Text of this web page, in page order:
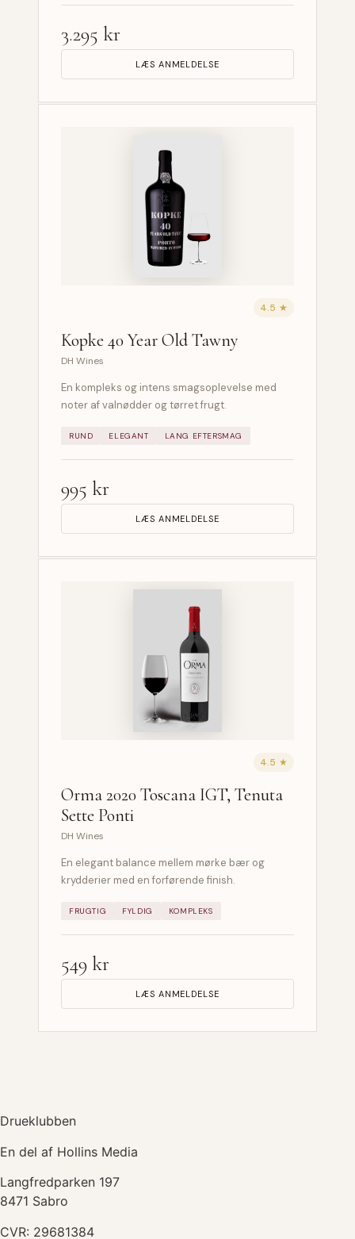
3.295 kr
LÆS ANMELDELSE
4.5 ★
Kopke 40 Year Old Tawny
DH Wines
En kompleks og intens smagsoplevelse med
noter af valnødder og tørret frugt.
RUND ELEGANT LANG EFTERSMAG
995 kr
LÆS ANMELDELSE
4.5 ★
Orma 2020 Toscana IGT, Tenuta
Sette Ponti
DH Wines
En elegant balance mellem mørke bær og
krydderier med en forførende finish.
FRUGTIG FYLDIG KOMPLEKS
549 kr
LÆS ANMELDELSE
Drueklubben
En del af Hollins Media
Langfredparken 197
8471 Sabro
CVR: 29681384